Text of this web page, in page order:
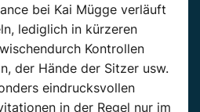
bei Kai Mügge verläuft
lediglich in kürzeren
Kontrollen
der Hände der Sitzer usw.
eindrucksvollen
in der Regel nur im